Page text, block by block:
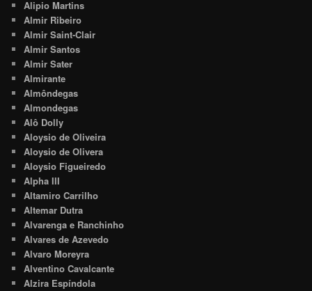
Alipio Martins
Almir Ribeiro
Almir Saint-Clair
Almir Santos
Almir Sater
Almirante
Almôndegas
Almondegas
Alô Dolly
Aloysio de Oliveira
Aloysio de Olivera
Aloysio Figueiredo
Alpha III
Altamiro Carrilho
Altemar Dutra
Alvarenga e Ranchinho
Alvares de Azevedo
Alvaro Moreyra
Alventino Cavalcante
Alzira Espíndola